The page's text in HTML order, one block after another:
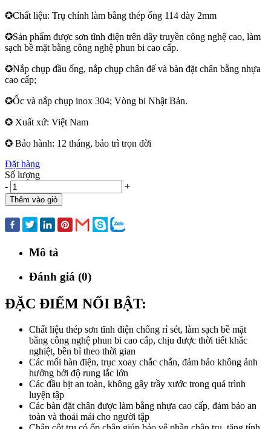
✪Chất liệu: Trụ chính làm bằng thép ống 114 dày 2mm
✪Sản phẩm được sơn tĩnh điện trên dây truyền công nghệ cao, làm
sạch bề mặt bằng công nghệ phun bi cao cấp.
✪Nắp chụp đầu ống, nắp chụp chân đế và bàn đặt chân bằng nhựa
cao cấp;
✪Ốc và nắp chụp inox 304; Vòng bi Nhật Bản.
✪ Xuất xứ: Việt Nam
✪ Bảo hành: 12 tháng, bảo trì trọn đời
Đặt hàng
Số lượng
-
+
Thêm vào giỏ
Mô tả
Đánh giá (0)
ĐẶC ĐIỂM NỔI BẬT:
Chất liệu thép sơn tĩnh điện chống rỉ sét, làm sạch bề mặt
bằng công nghệ phun bi cao cấp, chịu được thời tiết khắc
nghiệt, bền bỉ theo thời gian
Các mối hàn điện, trục xoay chắc chắn, đảm bảo không ảnh
hưởng bởi độ rung lắc lớn
Các đầu bịt an toàn, không gây trầy xước trong quá trình
luyện tập
Các bàn đặt chân được làm bằng nhựa cao cấp, đảm bảo an
toàn và thoải mái cho người tập